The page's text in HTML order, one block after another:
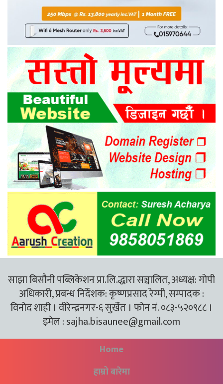
साझा बिसौनी पब्लिकेशन प्रा.लि.द्धारा सञ्चालित, अध्यक्ष: गोपी
अधिकारी, प्रबन्ध निर्देशक: कृष्णप्रसाद रेग्मी, सम्पादक :
विनोद शाही । वीरेन्द्रनगर-६ सुर्खेत । फोन नं. ०८३-५२०९८८ ।
इमेल :sajha.bisaunee@gmail.com
Home
हाम्रो बारेमा